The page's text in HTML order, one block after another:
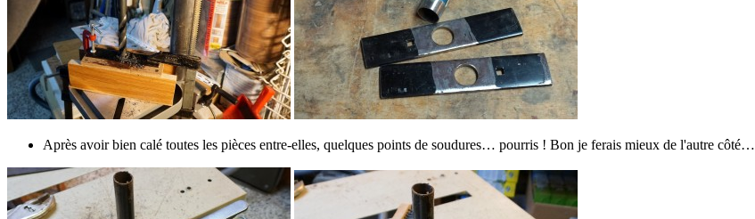
Après avoir bien calé toutes les pièces entre-elles, quelques points de soudures… pourris ! Bon je ferais mieux de l'autre côté…